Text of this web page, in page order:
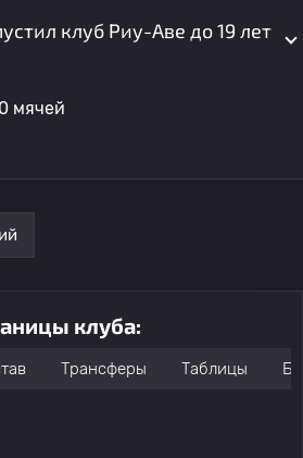
клуб Риу-Аве до 19 лет
мячей
клуба:
Трансферы Таблицы